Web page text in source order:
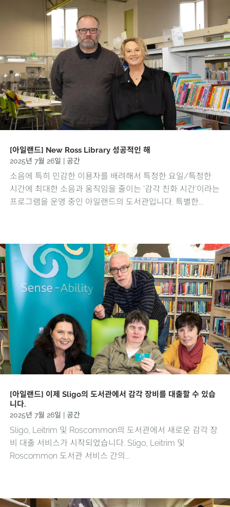
[아일랜드] New Ross Library 성공적인 해
2025년 7월 26일 공간
소음에 특히 민감한 이용자를 배려해서 특정한 요일/특정한
시간에 최대한 소음과 움직임을 줄이는 '감각 친화 시간'이라는
프로그램을 운영 중인 아일랜드의 도서관입니다. 특별한...
[아일랜드] 이제 Sligo의 도서관에서 감각 장비를 대출할 수 있습
니다.
2025년 7월 26일 공간
Sligo, Leitrim 및 Roscommon의 도서관에서 새로운 감각 장
비 대출 서비스가 시작되었습니다. Sligo, Leitrim 및
Roscommon 도서관 서비스 간의...